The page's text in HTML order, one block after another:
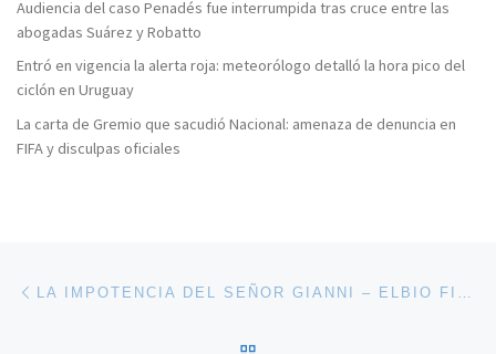
Audiencia del caso Penadés fue interrumpida tras cruce entre las
abogadas Suárez y Robatto
Entró en vigencia la alerta roja: meteorólogo detalló la hora pico del
ciclón en Uruguay
La carta de Gremio que sacudió Nacional: amenaza de denuncia en
FIFA y disculpas oficiales
Navegación de entradas